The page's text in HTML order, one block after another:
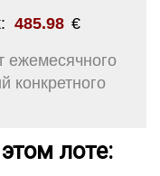
485.98 €
ежемесячного
конкретного
лоте: